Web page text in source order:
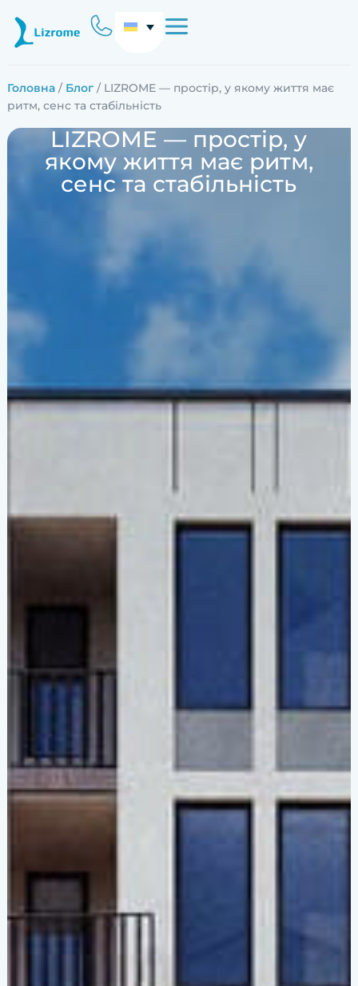
Головна/ Блог/ LIZROME — простір, у якому життя має
ритм, сенс та стабільність
LIZROME — простір, у
якому життя має ритм,
сенс та стабільність